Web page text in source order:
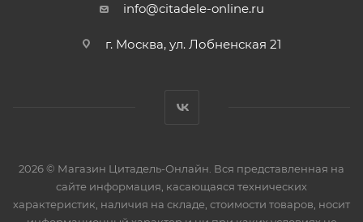
info@citadele-online.ru
г. Москва, ул. Лобненская 21
2026 © Магазин Цитадель-Онлайн. Вся представленная на
сайте информация, касающаяся технических
характеристик, наличия на складе, стоимости товаров, носит